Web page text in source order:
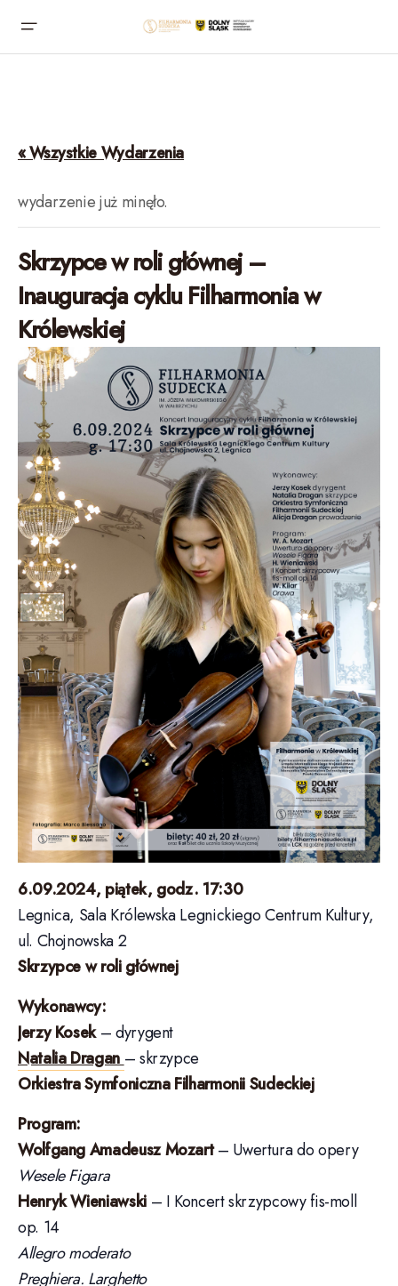
« Wszystkie Wydarzenia
wydarzenie już minęło.
Skrzypce w roli głównej –
Inauguracja cyklu Filharmonia w
Królewskiej
6.09.2024, piątek, godz. 17:30
Legnica, Sala Królewska Legnickiego Centrum Kultury,
ul. Chojnowska 2
Skrzypce w roli głównej
Wykonawcy:
Jerzy Kosek– dyrygent
Natalia Dragan– skrzypce
Orkiestra Symfoniczna Filharmonii Sudeckiej
Program:
Wolfgang Amadeusz Mozart– Uwertura do opery
Wesele Figara
Henryk Wieniawski– I Koncert skrzypcowy fis-moll
op. 14
Allegro moderato
Preghiera. Larghetto